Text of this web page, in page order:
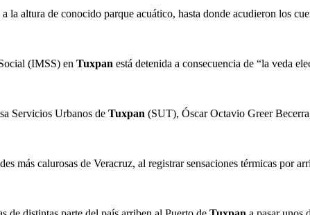
a la altura de conocido parque acuático, hasta donde acudieron los
(IMSS) en Tuxpan está detenida a consecuencia de “la veda
Servicios Urbanos de Tuxpan (SUT), Óscar Octavio Greer
más calurosas de Veracruz, al registrar sensaciones térmicas por